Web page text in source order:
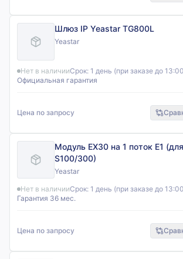
Шлюз IP Yeastar TG800L
Yeastar
Нет в наличииСрок: 1 день (при заказе до
Официальная гарантия
Цена по запросу
Модуль EX30 на 1 поток E1
S100/300)
Yeastar
Нет в наличииСрок: 1 день (при заказе до
Гарантия 36 мес.
Цена по запросу